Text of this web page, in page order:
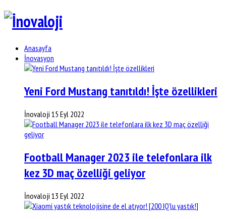
Anasayfa
İnovasyon
Yeni Ford Mustang tanıtıldı! İşte özellikleri
İnovaloji 15 Eyl 2022
Football Manager 2023 ile telefonlara ilk
kez 3D maç özelliği geliyor
İnovaloji 13 Eyl 2022